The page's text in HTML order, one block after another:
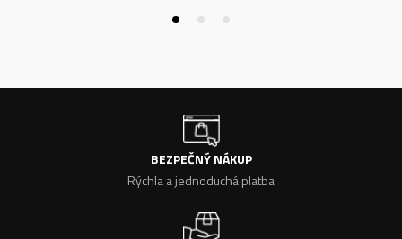
BEZPEČNÝ NÁKUP
Rýchla a jednoduchá platba